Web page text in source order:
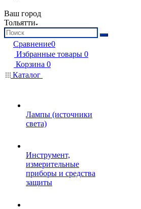
Ваш город
Тольятти
Сравнение0
Избранные товары 0
Корзина 0
Каталог
Лампы (источники
света)
Инструмент,
измерительные
приборы и средства
защиты